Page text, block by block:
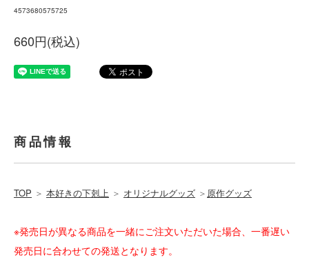
4573680575725
660円(税込)
商品情報
TOP ＞ 本好きの下剋上 ＞ オリジナルグッズ ＞ 原作グッズ
※発売日が異なる商品を一緒にご注文いただいた場合、一番遅い
発売日に合わせての発送となります。